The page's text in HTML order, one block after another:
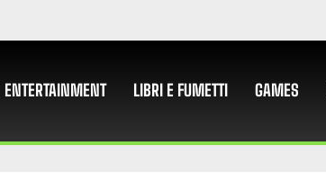
ENTERTAINMENT LIBRI E FUMETTI GAMES